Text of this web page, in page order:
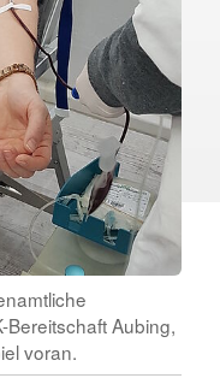
Aubing,
voran.